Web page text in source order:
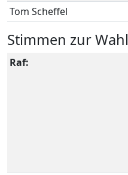
Tom Scheffel
Stimmen zur Wahl
Raf: